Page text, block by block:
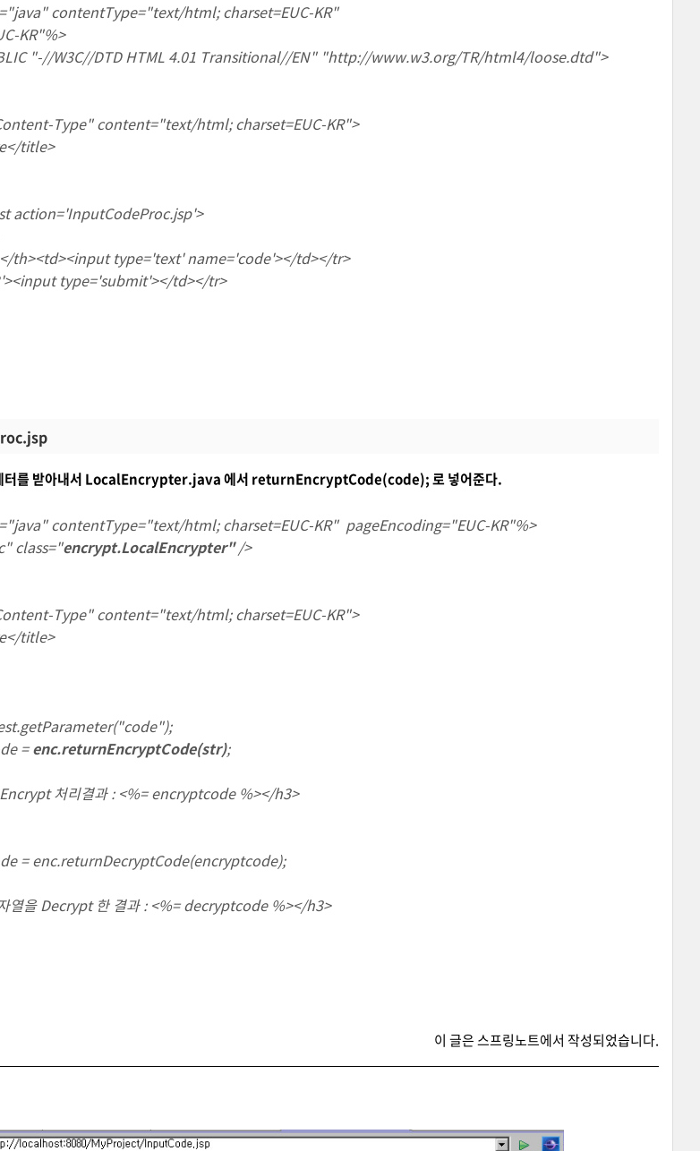
contentType="text/html; charset=EUC-KR"
KR"%>
"-//W3C//DTD HTML 4.01 Transitional//EN" "http://www.w3.org/TR/html4/loose.dtd">
Type" content="text/html; charset=EUC-KR">
title>
action='InputCodeProc.jsp'>
th><td><input type='text' name='code'></td></tr>
type='submit'></td></tr>
를 받아내서 LocalEncrypter.java 에서 returnEncryptCode(code); 로 넣어준다.
contentType="text/html; charset=EUC-KR" pageEncoding="EUC-KR"%>
class="encrypt.LocalEncrypter"/>
Type" content="text/html; charset=EUC-KR">
title>
=enc.returnEncryptCode(str);
처리결과 : <%= encryptcode %></h3>
= enc.returnDecryptCode(encryptcode);
열을 Decrypt 한 결과 : <%= decryptcode %></h3>
이 글은스프링노트에서 작성되었습니다.